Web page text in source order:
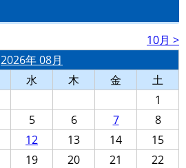
10月 >
2026年 08月
水 木 金
土
1
5 6 7
8
12 13 14
15
19 20 21
22